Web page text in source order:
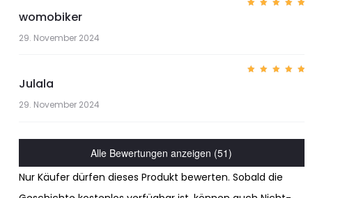
womobiker
29. November 2024
Julala
29. November 2024
Alle Bewertungen anzeigen (51)
Nur Käufer dürfen dieses Produkt bewerten. Sobald die